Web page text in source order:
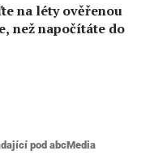
na léty ověřenou
než napočítáte do
pod abcMedia